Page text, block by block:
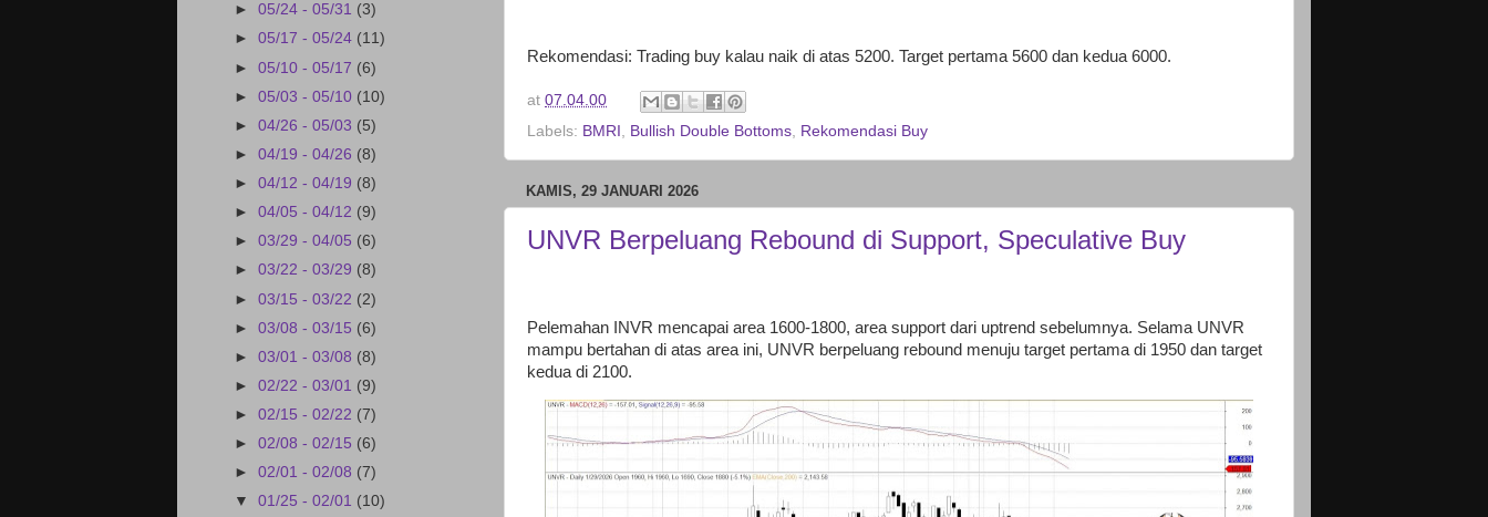
Rekomendasi: Trading buy kalau naik di atas 5200. Target pertama 5600 dan kedua 6000.
at 07.04.00
Labels: BMRI , Bullish Double Bottoms, Rekomendasi Buy
KAMIS, 29 JANUARI 2026
UNVR Berpeluang Rebound di Support, Speculative Buy
Pelemahan INVR mencapai area 1600-1800, area support dari uptrend sebelumnya. Selama UNVR
mampu bertahan di atas area ini, UNVR berpeluang rebound menuju target pertama di 1950 dan target
kedua di 2100.
►05/24 - 05/31 (3)
►05/17 - 05/24 (11)
►05/10 - 05/17 (6)
►05/03 - 05/10 (10)
►04/26 - 05/03 (5)
►04/19 - 04/26 (8)
►04/12 - 04/19 (8)
►04/05 - 04/12 (9)
►03/29 - 04/05 (6)
►03/22 - 03/29 (8)
►03/15 - 03/22 (2)
►03/08 - 03/15 (6)
►03/01 - 03/08 (8)
►02/22 - 03/01 (9)
►02/15 - 02/22 (7)
►02/08 - 02/15 (6)
►02/01 - 02/08 (7)
▼01/25 - 02/01 (10)